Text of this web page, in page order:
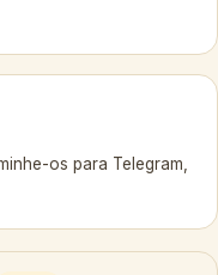
os para Telegram,